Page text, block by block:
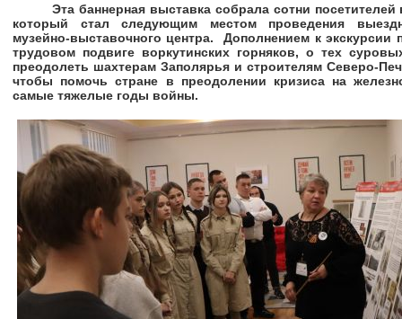
Эта баннерная выставка собрала сотни посетителей
который стал следующим местом проведения
музейно-выставочного центра. Дополнением к
трудовом подвиге воркутинских горняков, о тех
преодолеть шахтерам Заполярья и строителям Северо-
чтобы помочь стране в преодолении кризиса на
самые тяжелые годы войны.